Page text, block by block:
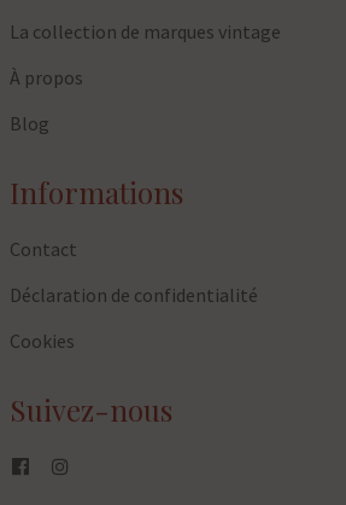
La collection de marques vintage
À propos
Blog
Informations
Contact
Déclaration de confidentialité
Cookies
Suivez-nous